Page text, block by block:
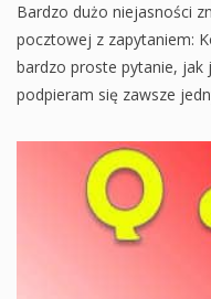
Bardzo dużo niejasności
pocztowej z zapytaniem:
bardzo proste pytanie, jak
podpieram się zawsze